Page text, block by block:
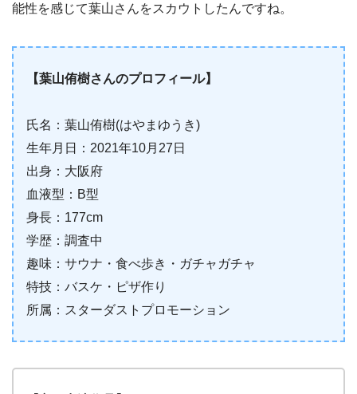
能性を感じて葉山さんをスカウトしたんですね。
【葉山侑樹さんのプロフィール】
氏名：葉山侑樹(はやまゆうき)
生年月日：2021年10月27日
出身：大阪府
血液型：B型
身長：177cm
学歴：調査中
趣味：サウナ・食べ歩き・ガチャガチャ
特技：バスケ・ピザ作り
所属：スターダストプロモーション